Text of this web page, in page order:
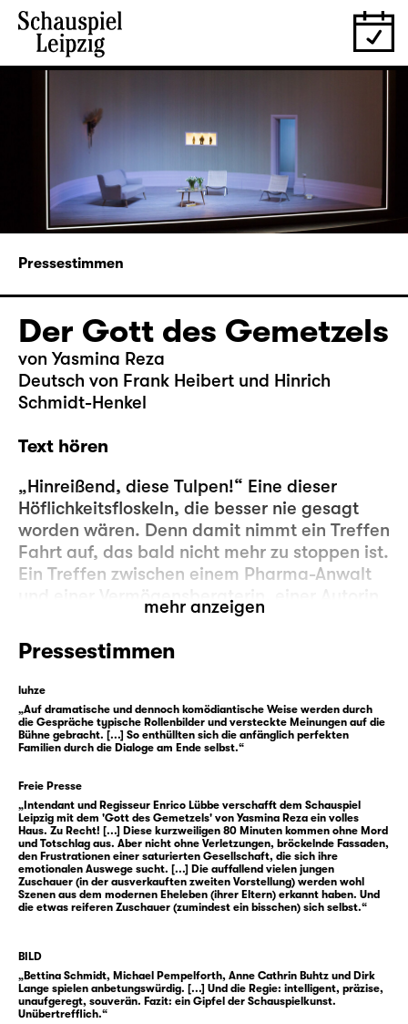
Pressestimmen
Der Gott des Gemetzels
von Yasmina Reza
Deutsch von Frank Heibert und Hinrich
Schmidt-Henkel
Text hören
„Hinreißend, diese Tulpen!“ Eine dieser
Höflichkeitsfloskeln, die besser nie gesagt
worden wären. Denn damit nimmt ein Treffen
Fahrt auf, das bald nicht mehr zu stoppen ist.
Ein Treffen zwischen einem Pharma-Anwalt
und einer Vermögensberaterin, einer Autorin
mit Afrika-Schwerpunkt und einem
Sanitärhändler. Wann begegnen sich zwei
solch gegensätzliche Paare? Selten. Haben
sie irgendetwas gemeinsam? Nein. Es sei
denn, beide Paare haben Kinder, die in ein
und dieselbe Schule gehen. Dann kann es
tatsächlich passieren, dass zwei solche
verbringen müssen.
Von diesem zivilisatorischen Ausnahmefall
erzählt Yasmina Rezas „Der Gott des
Gemetzels“. Und selten zuvor hat jemand ein
solches Aufeinandertreffen so sensationell
ist, ist bekannt — aber wie Yasmina Reza
diesen Lack Schicht für Schicht quasi in unser
aller Nachbarschaft abplatzen lässt, ist
mehr anzeigen
Pressestimmen
luhze
„Auf dramatische und dennoch komödiantische Weise werden durch
die Gespräche typische Rollenbilder und versteckte Meinungen auf die
Bühne gebracht. [...] So enthüllten sich die anfänglich perfekten
Familien durch die Dialoge am Ende selbst.“
Freie Presse
„Intendant und Regisseur Enrico Lübbe verschafft dem Schauspiel
Leipzig mit dem 'Gott des Gemetzels' von Yasmina Reza ein volles
Haus. Zu Recht! [...] Diese kurzweiligen 80 Minuten kommen ohne Mord
und Totschlag aus. Aber nicht ohne Verletzungen, bröckelnde Fassaden,
den Frustrationen einer saturierten Gesellschaft, die sich ihre
emotionalen Auswege sucht. [...] Die auffallend vielen jungen
Zuschauer (in der ausverkauften zweiten Vorstellung) werden wohl
Szenen aus dem modernen Eheleben (ihrer Eltern) erkannt haben. Und
die etwas reiferen Zuschauer (zumindest ein bisschen) sich selbst.“
BILD
„Bettina Schmidt, Michael Pempelforth, Anne Cathrin Buhtz und Dirk
Lange spielen anbetungswürdig. [...] Und die Regie: intelligent, präzise,
unaufgeregt, souverän. Fazit: ein Gipfel der Schauspielkunst.
Unübertrefflich.“